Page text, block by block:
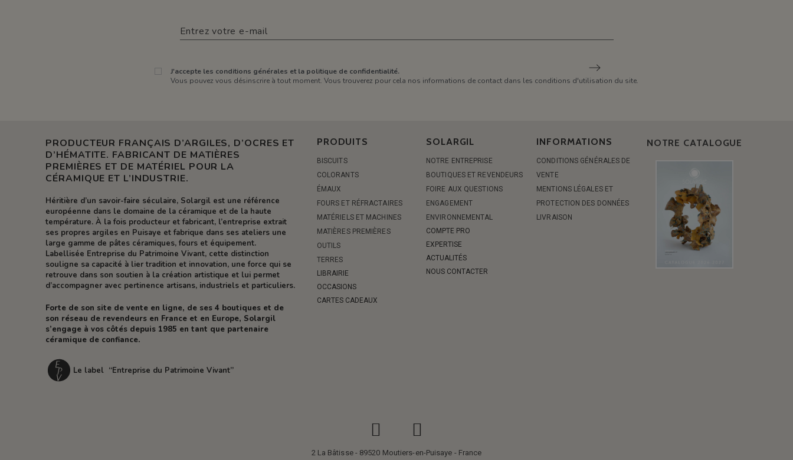
J'accepte les conditions générales et la politique de confidentialité.
Vous pouvez vous désinscrire à tout moment. Vous trouverez pour cela nos informations de contact dans les conditions d'utilisation du site.
PRODUCTEUR FRANÇAIS D’ARGILES, D’OCRES ET
D’HÉMATITE. FABRICANT DE MATIÈRES
PREMIÈRES ET DE MATÉRIEL POUR LA
CÉRAMIQUE ET L’INDUSTRIE.
Héritière d’un savoir-faire séculaire, Solargil est une référence
européenne dans le domaine de la céramique et de la haute
température. À la fois producteur et fabricant, l’entreprise extrait
ses propres argiles en Puisaye et fabrique dans ses ateliers une
large gamme de pâtes céramiques, fours et équipement.
Labellisée Entreprise du Patrimoine Vivant, cette distinction
souligne sa capacité à lier tradition et innovation, une force qui se
retrouve dans son soutien à la création artistique et lui permet
d’accompagner avec pertinence artisans, industriels et particuliers.
Forte de son site de vente en ligne, de ses 4 boutiques et de
son réseau de revendeurs en France et en Europe, Solargil
s’engage à vos côtés depuis 1985 en tant que partenaire
céramique de confiance.
Le label “Entreprise du Patrimoine Vivant”
PRODUITS
BISCUITS
COLORANTS
ÉMAUX
FOURS ET RÉFRACTAIRES
MATÉRIELS ET MACHINES
MATIÈRES PREMIÈRES
OUTILS
TERRES
LIBRAIRIE
OCCASIONS
CARTES CADEAUX
SOLARGIL
NOTRE ENTREPRISE
BOUTIQUES ET REVENDEURS
FOIRE AUX QUESTIONS
ENGAGEMENT
ENVIRONNEMENTAL
COMPTE PRO
EXPERTISE
ACTUALITÉS
NOUS CONTACTER
INFORMATIONS
CONDITIONS GÉNÉRALES DE
VENTE
MENTIONS LÉGALES ET
PROTECTION DES DONNÉES
LIVRAISON
NOTRE CATALOGUE
2 La Bâtisse - 89520 Moutiers-en-Puisaye - France